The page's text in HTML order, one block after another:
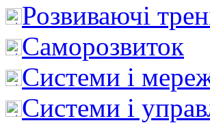
Розвиваючі
Саморозвиток
Системи і
Системи і